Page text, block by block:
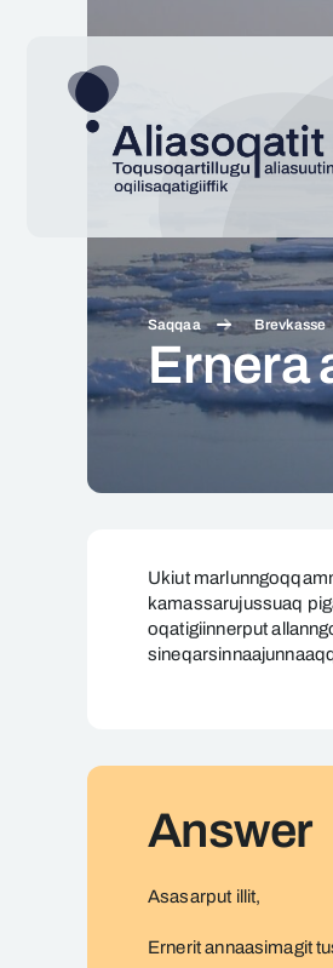
Saqqaa Brevkasse
Ernera
annaanikuuara
Ukiut
kamassarujussuaq
oqatigiinnerput
Answer
Asasarput illit,
Ernerit annaasimagit